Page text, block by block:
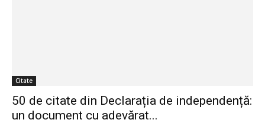
Citate
50 de citate din Declarația de independență:
un document cu adevărat...